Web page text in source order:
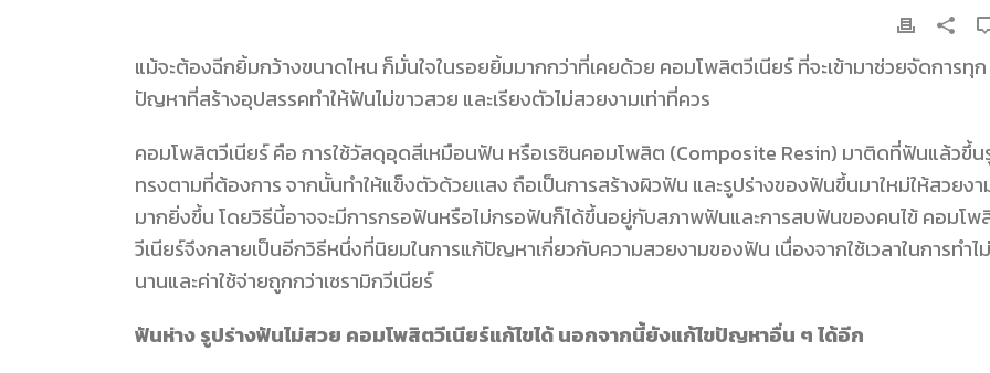
แม้จะต้องฉีกยิ้มกว้างขนาดไหน ก็มั่นใจในรอยยิ้มมากกว่าที่เคยด้วย คอมโพสิตวีเนียร์ที่จะเข้ามาช่วยจัดการทุก
ปัญหาที่สร้างอุปสรรคทำให้ฟันไม่ขาวสวย และเรียงตัวไม่สวยงามเท่าที่ควร
คอมโพสิตวีเนียร์ คือ การใช้วัสดุอุดสีเหมือนฟัน หรือเรซินคอมโพสิต (Composite Resin) มาติดที่ฟันแล้วขึ้น
ทรงตามที่ต้องการ จากนั้นทำให้แข็งตัวด้วยเเสง ถือเป็นการสร้างผิวฟัน และรูปร่างของฟันขึ้นมาใหม่ให้สวยงา
มากยิ่งขึ้น โดยวิธีนี้อาจจะมีการกรอฟันหรือไม่กรอฟันก็ได้ขึ้นอยู่กับสภาพฟันและการสบฟันของคนไข้ คอมโพ
วีเนียร์จึงกลายเป็นอีกวิธีหนึ่งที่นิยมในการแก้ปัญหาเกี่ยวกับความสวยงามของฟัน เนื่องจากใช้เวลาในการทำไม่
นานและค่าใช้จ่ายถูกกว่าเซรามิกวีเนียร์
ฟันห่าง รูปร่างฟันไม่สวย คอมโพสิตวีเนียร์แก้ไขได้ นอกจากนี้ยังแก้ไขปัญหาอื่น ๆ ได้อีก